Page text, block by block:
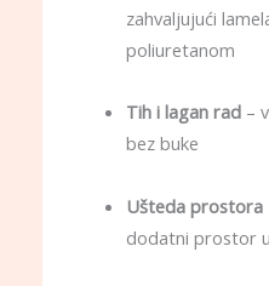
zahvaljujući
poliuretanom
Tih i lagan rad–
bez buke
Ušteda prostora
dodatni prostor